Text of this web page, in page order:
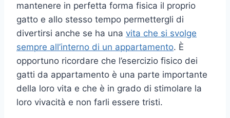
mantenere in perfetta forma fisica il proprio
gatto e allo stesso tempo permettergli di
divertirsi anche se ha una vita che si svolge
sempre all’interno di un appartamento. È
opportuno ricordare che l’esercizio fisico dei
gatti da appartamento è una parte importante
della loro vita e che è in grado di stimolare la
loro vivacità e non farli essere tristi.